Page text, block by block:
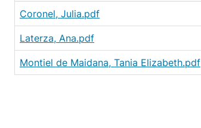
Coronel, Julia.pdf
Laterza, Ana.pdf
Montiel de Maidana, Tania Elizabeth.pdf